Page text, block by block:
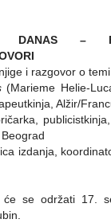
DANAS –
i razgovor o
(Marieme Helie-
Alžir/
izdanja,
će se održati 17.